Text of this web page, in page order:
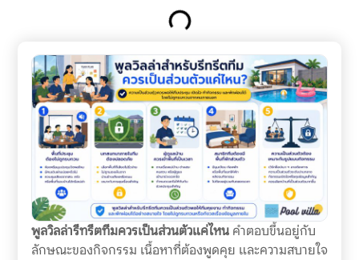
พูลวิลล่ารีทรีตทีมควรเป็นส่วนตัวแค่ไหนคำตอบขึ้นอยู่กับ
ลักษณะของกิจกรรม เนื้อหาที่ต้องพูดคุย และความสบายใจ